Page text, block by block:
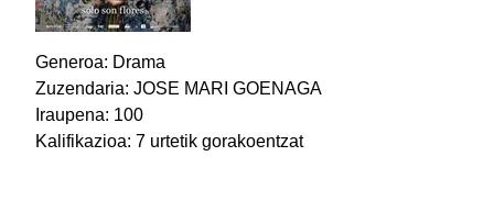
Generoa: Drama
Zuzendaria: JOSE MARI GOENAGA
Iraupena: 100
Kalifikazioa: 7 urtetik gorakoentzat